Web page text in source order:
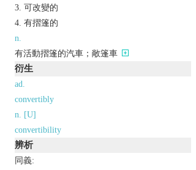
可改變的
有摺篷的
n.
有活動摺篷的汽車；敞篷車
衍生
ad.
convertibly
n. [U]
convertibility
辨析
同義: